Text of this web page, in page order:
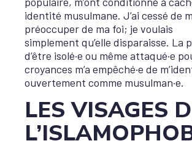
identité musulmane. J’ai cessé de
préoccuper de ma foi; je voulais
simplement qu’elle disparaisse. La
d’être isolé·e ou même attaqué·e
croyances m’a empêché·e de
ouvertement comme musulman·e.
LES VISAGES